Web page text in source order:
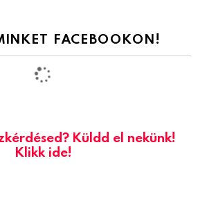
FACEBOOKON!
Küldd el nekünk!
Klikk ide!